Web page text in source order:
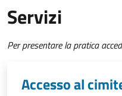
Servizi
Per presentare la pratica
Accesso al